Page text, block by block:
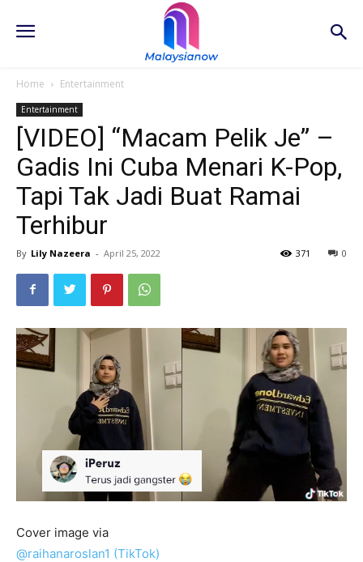
Home Entertainment
Entertainment
[VIDEO] “Macam Pelik Je” –
Gadis Ini Cuba Menari K-Pop,
Tapi Tak Jadi Buat Ramai
Terhibur
By Lily Nazeera - April 25, 2022 0
371
Cover image via
@raihanaroslan1 (TikTok)